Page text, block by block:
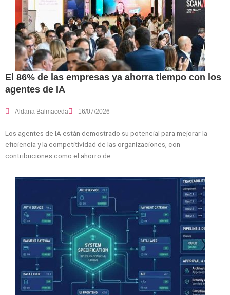
El 86% de las empresas ya ahorra tiempo con los
agentes de IA
Aldana Balmaceda 16/07/2026
Los agentes de IA están demostrado su potencial para mejorar la
eficiencia y la competitividad de las organizaciones, con
contribuciones como el ahorro de